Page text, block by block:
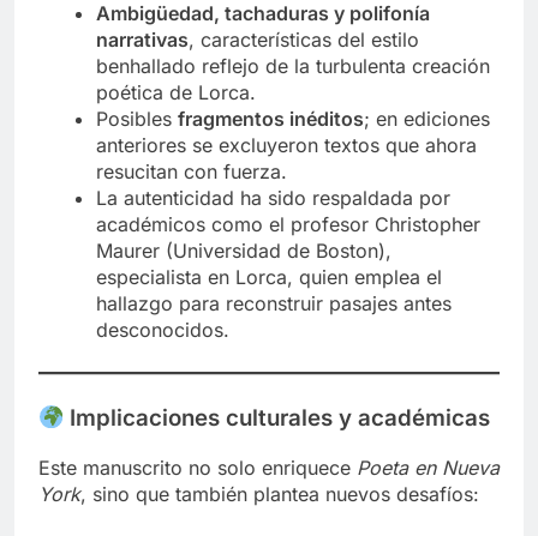
Ambigüedad, tachaduras y polifonía
narrativas, características del estilo
benhallado reflejo de la turbulenta creación
poética de Lorca.
Posibles fragmentos inéditos; en ediciones
anteriores se excluyeron textos que ahora
resucitan con fuerza.
La autenticidad ha sido respaldada por
académicos como el profesor Christopher
Maurer (Universidad de Boston),
especialista en Lorca, quien emplea el
hallazgo para reconstruir pasajes antes
desconocidos.
Implicaciones culturales y académicas
Este manuscrito no solo enriquece Poeta en Nueva
York, sino que también plantea nuevos desafíos: